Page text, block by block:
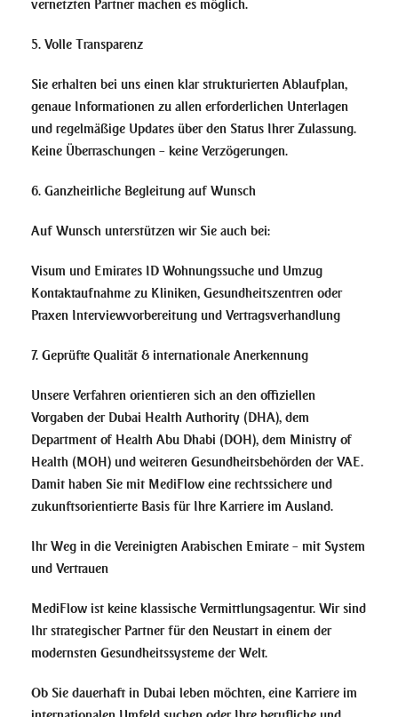
vernetzten Partner machen es möglich.
5. Volle Transparenz
Sie erhalten bei uns einen klar strukturierten Ablaufplan,
genaue Informationen zu allen erforderlichen Unterlagen
und regelmäßige Updates über den Status Ihrer Zulassung.
Keine Überraschungen – keine Verzögerungen.
6. Ganzheitliche Begleitung auf Wunsch
Auf Wunsch unterstützen wir Sie auch bei:
Visum und Emirates ID Wohnungssuche und Umzug
Kontaktaufnahme zu Kliniken, Gesundheitszentren oder
Praxen Interviewvorbereitung und Vertragsverhandlung
7. Geprüfte Qualität & internationale Anerkennung
Unsere Verfahren orientieren sich an den offiziellen
Vorgaben der Dubai Health Authority (DHA), dem
Department of Health Abu Dhabi (DOH), dem Ministry of
Health (MOH) und weiteren Gesundheitsbehörden der VAE.
Damit haben Sie mit MediFlow eine rechtssichere und
zukunftsorientierte Basis für Ihre Karriere im Ausland.
Ihr Weg in die Vereinigten Arabischen Emirate – mit System
und Vertrauen
MediFlow ist keine klassische Vermittlungsagentur. Wir sind
Ihr strategischer Partner für den Neustart in einem der
modernsten Gesundheitssysteme der Welt.
Ob Sie dauerhaft in Dubai leben möchten, eine Karriere im